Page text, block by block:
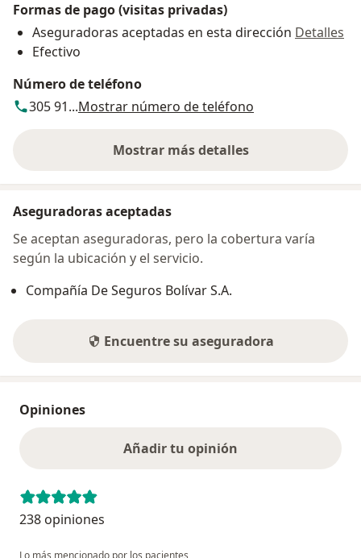
Formas de pago (visitas privadas)
Aseguradoras aceptadas en esta dirección Detalles
Efectivo
Número de teléfono
305 91...Mostrar número de teléfono
Mostrar más detalles
sobre la dirección
Aseguradoras aceptadas
Se aceptan aseguradoras, pero la cobertura varía
según la ubicación y el servicio.
Compañía De Seguros Bolívar S.A.
Encuentre su aseguradora
Opiniones
Añadir tu opinión
238 opiniones